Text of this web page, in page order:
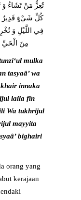
تُعِزُّ مَنْ تَشَاءُ وَ
كُلِّ شَيْ‏ءٍ قَدِيرٌ
فِي اللَّيْلِ وَ
مِنَ الْحَيِّ
mulka
tasyaâ’ wa
innaka
laila fîn
Wa tukhrijul
mayyita
bighairi
orang yang
kerajaan